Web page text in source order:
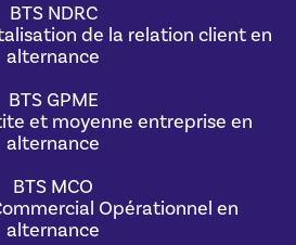
BTS NDRC
de la relation client en
alternance
BTS GPME
et moyenne entreprise en
alternance
BTS MCO
Opérationnel en
alternance